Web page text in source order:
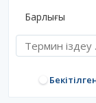
Барлығы